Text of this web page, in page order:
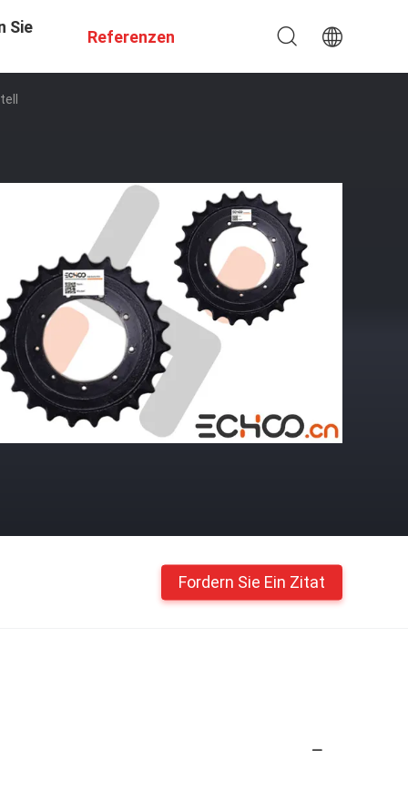
Sie
Referenzen
Fordern Sie Ein Zitat